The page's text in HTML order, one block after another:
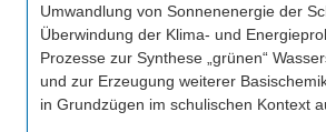
Umwandlung von Sonnenenergie der
Überwindung der Klima- und
Prozesse zur Synthese „grünen“
und zur Erzeugung weiterer
in Grundzügen im schulischen Kontext